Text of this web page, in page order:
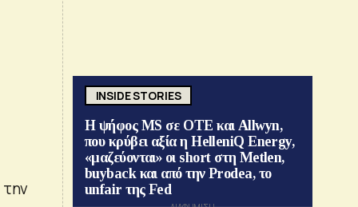
INSIDE STORIES
Η ψήφος MS σε ΟΤΕ και Allwyn,
που κρύβει αξία η HelleniQ Energy,
«μαζεύονται» οι short στη Metlen,
buyback και από την Prodea, το
unfair της Fed